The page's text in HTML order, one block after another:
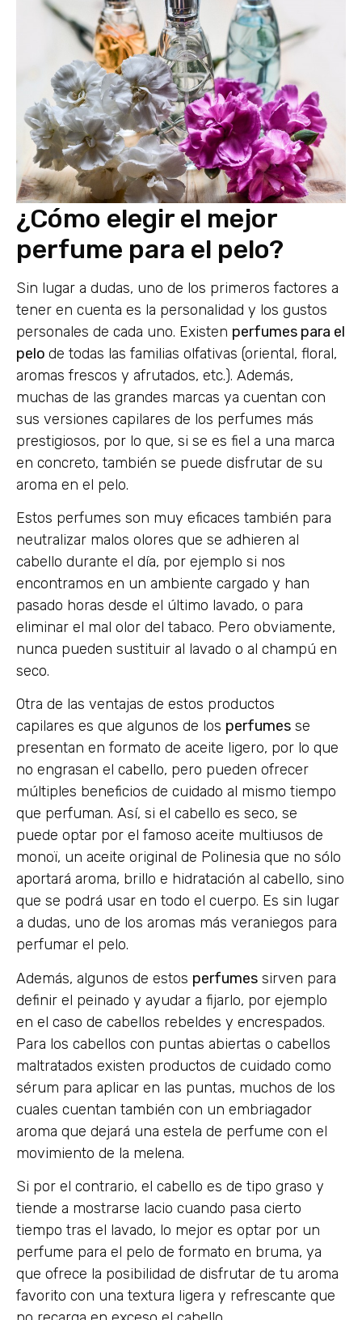
¿Cómo elegir el mejor
perfume para el pelo?
Sin lugar a dudas, uno de los primeros factores a
tener en cuenta es la personalidad y los gustos
personales de cada uno. Existen perfumes para el
pelo de todas las familias olfativas (oriental, floral,
aromas frescos y afrutados, etc.). Además,
muchas de las grandes marcas ya cuentan con
sus versiones capilares de los perfumes más
prestigiosos, por lo que, si se es fiel a una marca
en concreto, también se puede disfrutar de su
aroma en el pelo.
Estos perfumes son muy eficaces también para
neutralizar malos olores que se adhieren al
cabello durante el día, por ejemplo si nos
encontramos en un ambiente cargado y han
pasado horas desde el último lavado, o para
eliminar el mal olor del tabaco. Pero obviamente,
nunca pueden sustituir al lavado o al champú en
seco.
Otra de las ventajas de estos productos
capilares es que algunos de los perfumes se
presentan en formato de aceite ligero, por lo que
no engrasan el cabello, pero pueden ofrecer
múltiples beneficios de cuidado al mismo tiempo
que perfuman. Así, si el cabello es seco, se
puede optar por el famoso aceite multiusos de
monoï, un aceite original de Polinesia que no sólo
aportará aroma, brillo e hidratación al cabello, sino
que se podrá usar en todo el cuerpo. Es sin lugar
a dudas, uno de los aromas más veraniegos para
perfumar el pelo.
Además, algunos de estos perfumes sirven para
definir el peinado y ayudar a fijarlo, por ejemplo
en el caso de cabellos rebeldes y encrespados.
Para los cabellos con puntas abiertas o cabellos
maltratados existen productos de cuidado como
sérum para aplicar en las puntas, muchos de los
cuales cuentan también con un embriagador
aroma que dejará una estela de perfume con el
movimiento de la melena.
Si por el contrario, el cabello es de tipo graso y
tiende a mostrarse lacio cuando pasa cierto
tiempo tras el lavado, lo mejor es optar por un
perfume para el pelo de formato en bruma, ya
que ofrece la posibilidad de disfrutar de tu aroma
favorito con una textura ligera y refrescante que